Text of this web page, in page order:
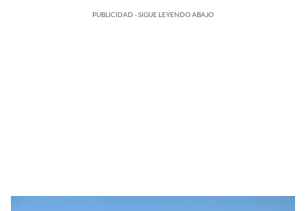
PUBLICIDAD - SIGUE LEYENDO ABAJO